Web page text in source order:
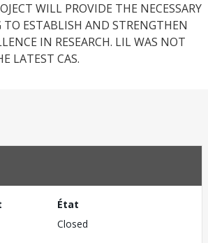
WILL PROVIDE THE NECESSARY
ESTABLISH AND STRENGTHEN
IN RESEARCH. LIL WAS NOT
LATEST CAS.
État
Closed